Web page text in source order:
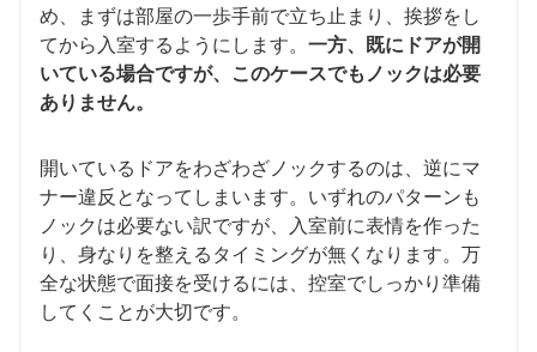
め、まずは部屋の一歩手前で立ち止まり、挨拶をし
てから入室するようにします。 一方、既にドアが開
いている場合ですが、このケースでもノックは必要
ありません。
開いているドアをわざわざノックするのは、逆にマ
ナー違反となってしまいます。いずれのパターンも
ノックは必要ない訳ですが、入室前に表情を作った
り、身なりを整えるタイミングが無くなります。万
全な状態で面接を受けるには、控室でしっかり準備
してくことが大切です。